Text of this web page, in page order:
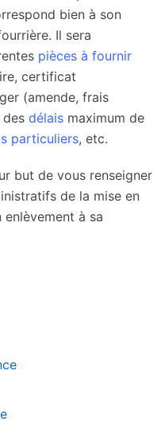
bien à son
Il sera
pièces à fournir
certificat
(amende, frais
des délais maximum de
particuliers, etc.
but de vous renseigner
de la mise en
enlèvement à sa